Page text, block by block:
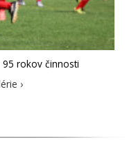
95 rokov činnosti
›